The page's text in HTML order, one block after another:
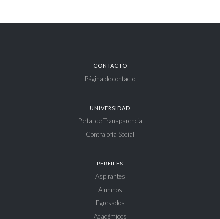
CONTACTO
Página de contacto
UNIVERSIDAD
Portal de Transparencia
Contraloría Social
PERFILES
Aspirantes
Alumnos
Egresados
Académicos